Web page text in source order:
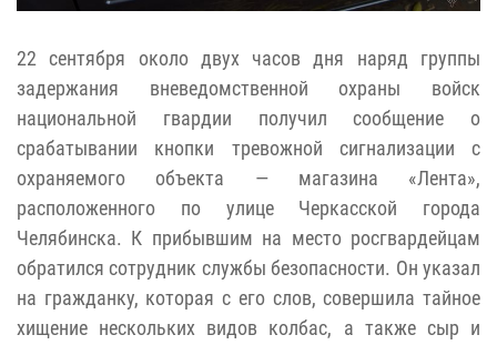
22 сентября около двух часов дня наряд группы
задержания вневедомственной охраны войск
национальной гвардии получил сообщение о
срабатывании кнопки тревожной сигнализации с
охраняемого объекта — магазина «Лента»,
расположенного по улице Черкасской города
Челябинска. К прибывшим на место росгвардейцам
обратился сотрудник службы безопасности. Он указал
на гражданку, которая с его слов, совершила тайное
хищение нескольких видов колбас, а также сыр и